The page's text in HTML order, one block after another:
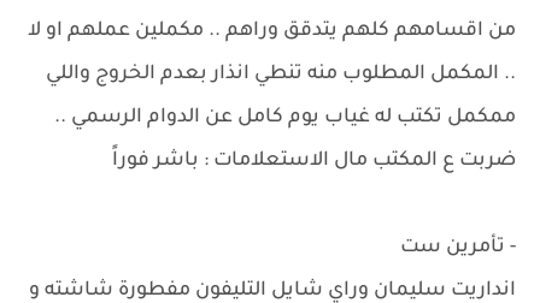
من اقسامهم كلهم يتدقق وراهم .. مكملين عملهم او لا
.. المكمل المطلوب منه تنطي انذار بعدم الخروج واللي
ممكمل تكتب له غياب يوم كامل عن الدوام الرسمي ..
ضربت ع المكتب مال الاستعلامات : باشر فوراً
- تأمرين ست
انداريت سليمان وراي شايل التليفون مفطورة شاشته و